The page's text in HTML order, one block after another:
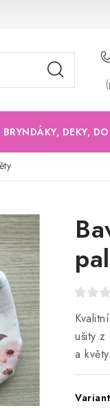
BRYNDÁKY, DEKY,
ušity z
a